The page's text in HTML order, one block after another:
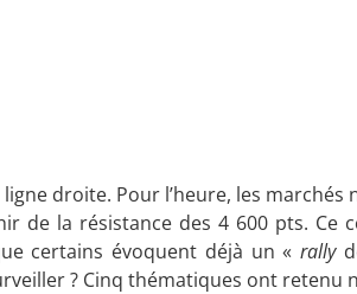
droite. Pour l’heure, les
de la résistance des 4 600 pts.
certains évoquent déjà un «rally
? Cinq thématiques ont retenu